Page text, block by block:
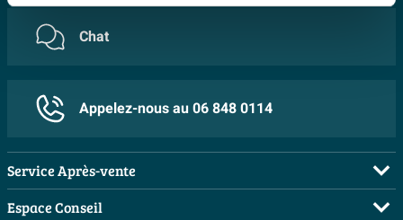
Chat
Appelez-nous au 06 848 0114
Service Après-vente
FAQ
Espace Conseil